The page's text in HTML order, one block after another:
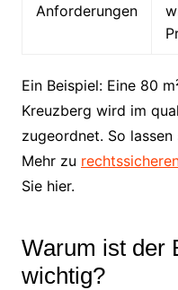
Anforderungen
Ein Beispiel: Eine 80
Kreuzberg wird im
zugeordnet. So
Mehr zu
Sie hier.
Warum ist der
wichtig?